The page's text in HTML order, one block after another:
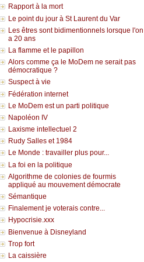
Rapport à la mort
Le point du jour à St Laurent du Var
Les êtres sont bidimentionnels lorsque l'on
a 20 ans
La flamme et le papillon
Alors comme ça le MoDem ne serait pas
démocratique ?
Suspect à vie
Fédération internet
Le MoDem est un parti politique
Napoléon IV
Laxisme intellectuel 2
Rudy Salles et 1984
Le Monde : travailler plus pour...
La foi en la politique
Algorithme de colonies de fourmis
appliqué au mouvement démocrate
Sémantique
Finalement je voterais contre...
Hypocrisie.xxx
Bienvenue à Disneyland
Trop fort
La caissière